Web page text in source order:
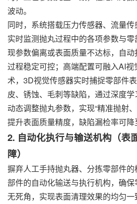
波动。
同时，系统搭载压力传感器、流量传
实时监测抛丸过程中的各项参数与
现参数偏离或表面质量不达标，自
过程稳定可控；高端配置可融入AI
术，3D视觉传感器实时捕捉零部件
皮、锈蚀、毛刺等缺陷，通过深度学
动态调整抛丸参数，实现“精准抛射
提升表面质量精度，缺陷漏检率可降
2. 自动化执行与输送机构（表
障）
摒弃人工手持抛丸器、分拣零部件
部件的自动化输送与执行机构，确
无死角，实现表面清理效果的均匀